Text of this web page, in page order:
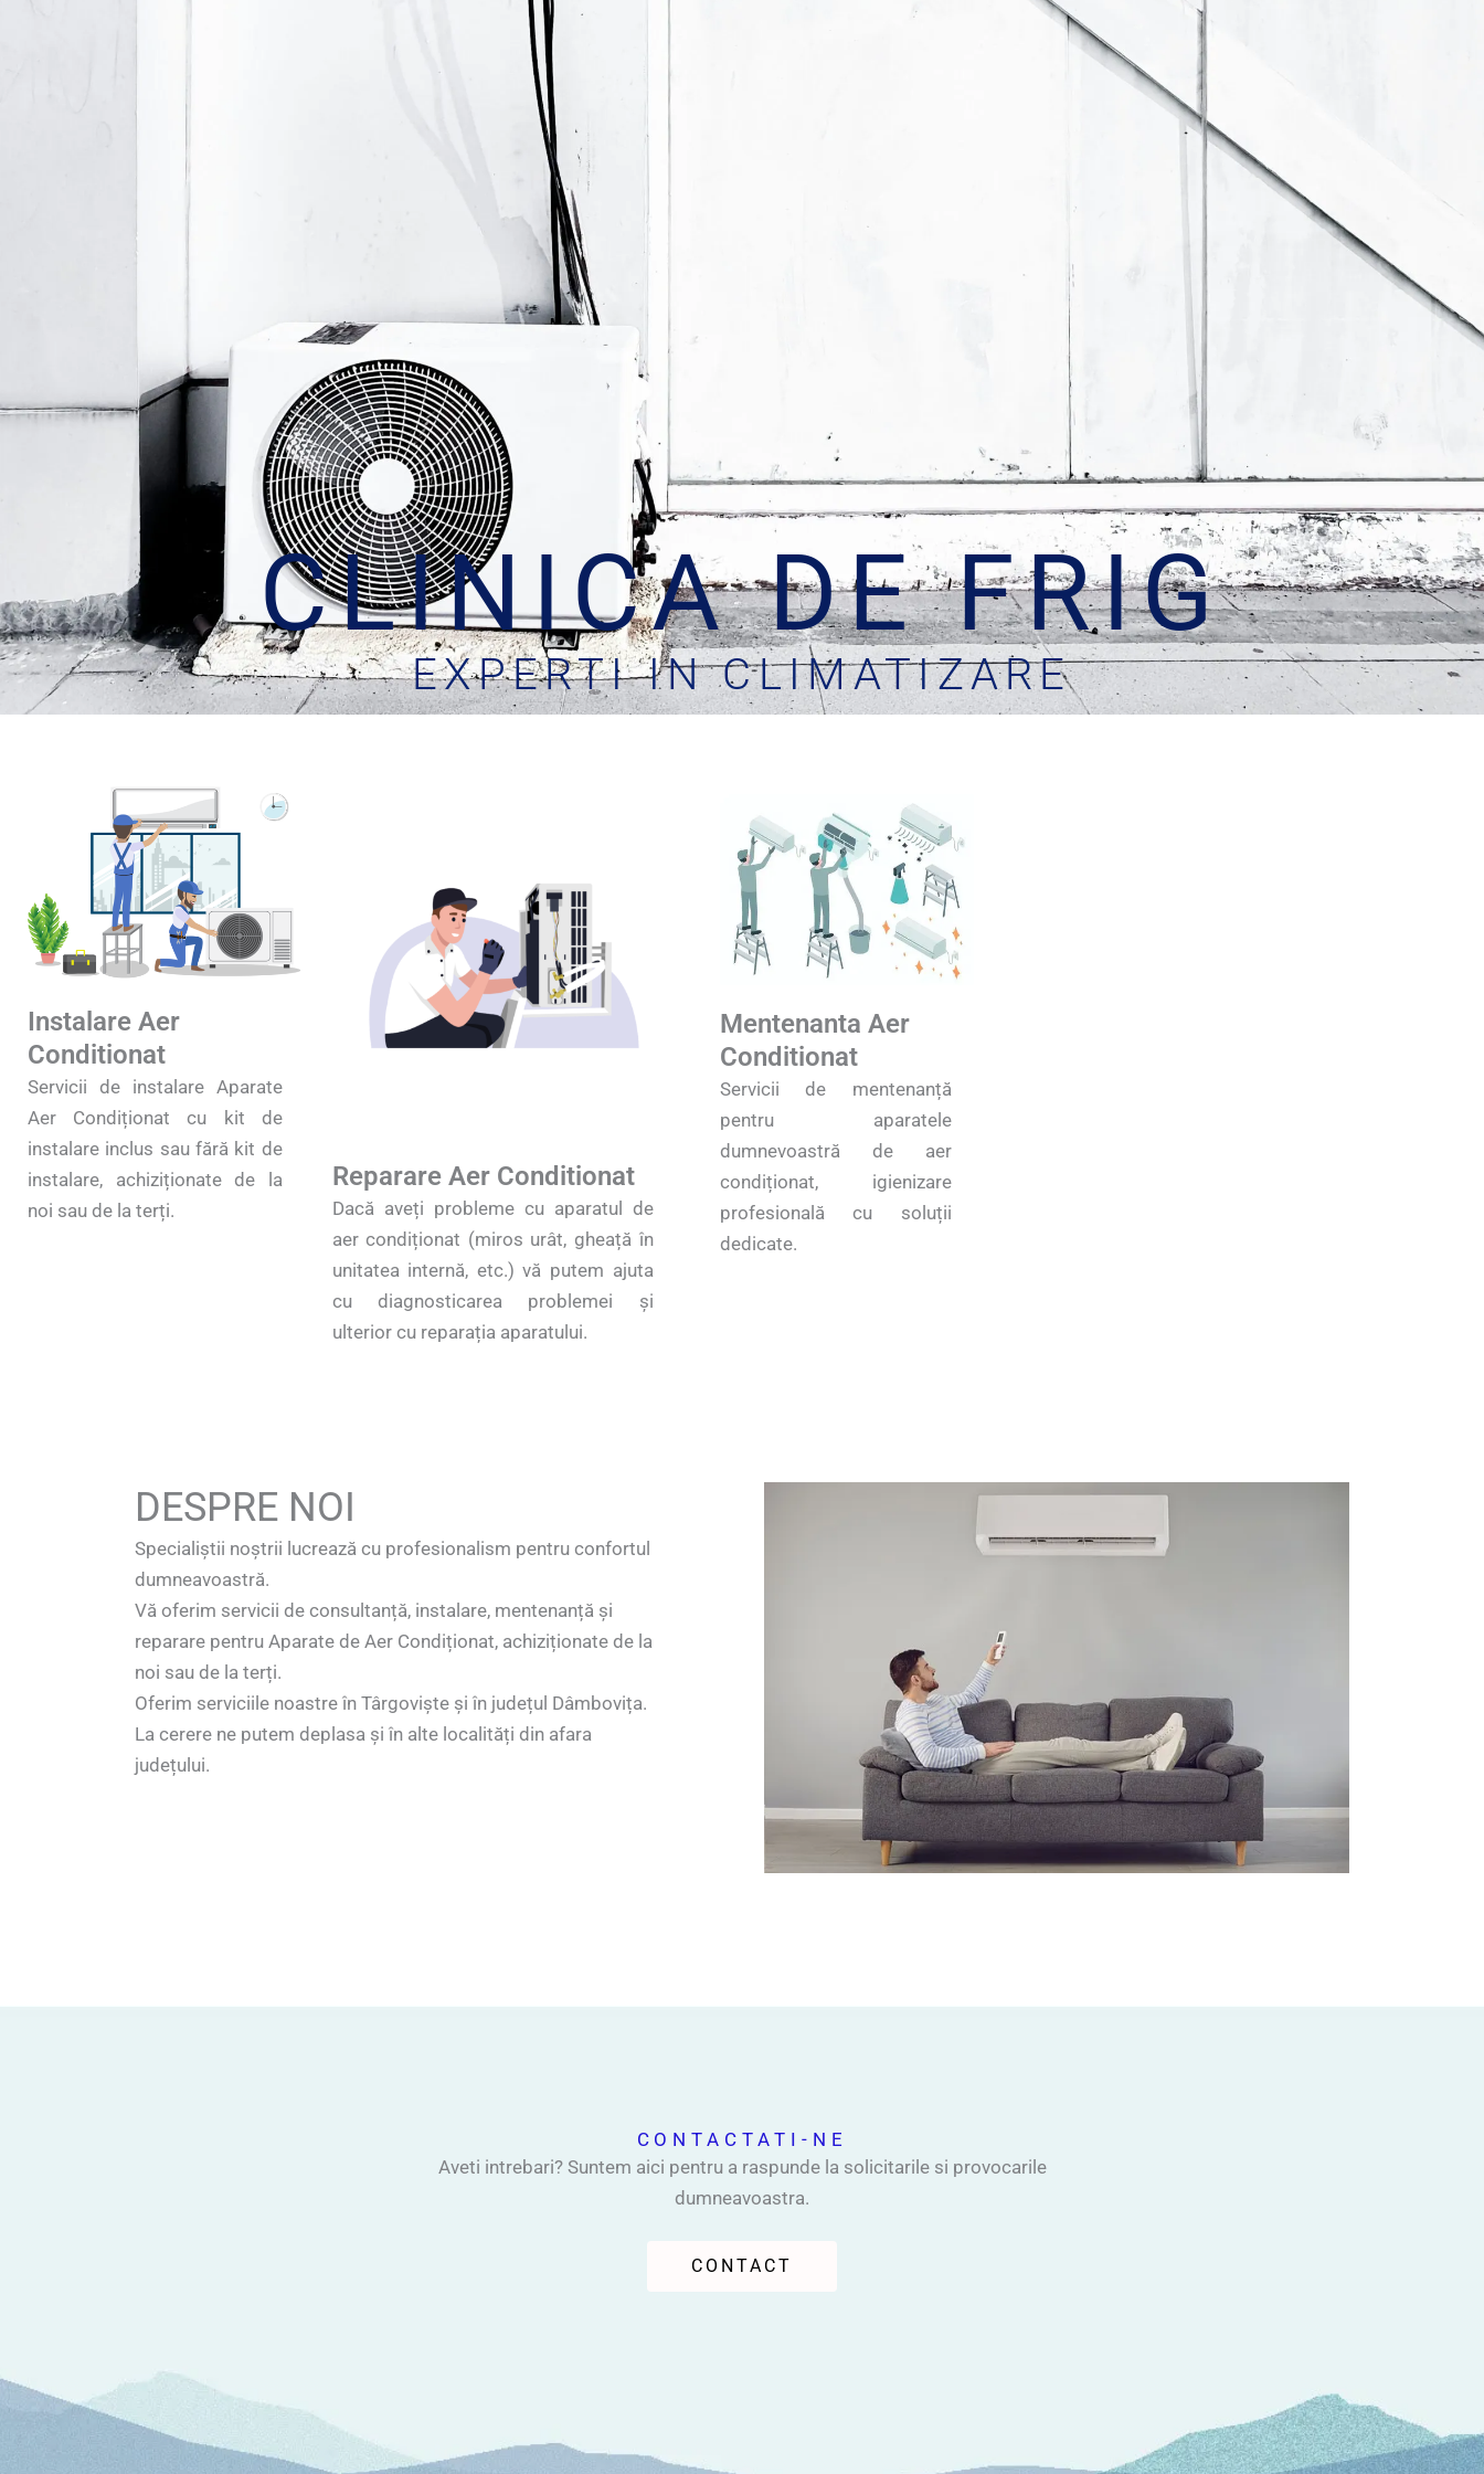
CLINICA DE FRIG
EXPERTI IN CLIMATIZARE
Instalare Aer
Conditionat
Servicii de instalare Aparate
Aer Condiționat cu kit de
instalare inclus sau fără kit de
instalare, achiziționate de la
noi sau de la terți.
Reparare Aer Conditionat
Dacă aveți probleme cu aparatul de
aer condiționat (miros urât, gheață în
unitatea internă, etc.) vă putem ajuta
cu diagnosticarea problemei și
ulterior cu reparația aparatului.
Mentenanta Aer
Conditionat
Servicii de mentenanță
pentru aparatele
dumnevoastră de aer
condiționat, igienizare
profesională cu soluții
dedicate.
DESPRE NOI
Specialiștii noștrii lucrează cu profesionalism pentru confortul
dumneavoastră.
Vă oferim servicii de consultanță, instalare, mentenanță și
reparare pentru Aparate de Aer Condiționat, achiziționate de la
noi sau de la terți.
Oferim serviciile noastre în Târgoviște și în județul Dâmbovița.
La cerere ne putem deplasa și în alte localități din afara
județului.
CONTACTATI-NE
Aveti intrebari? Suntem aici pentru a raspunde la solicitarile si provocarile
dumneavoastra.
CONTACT